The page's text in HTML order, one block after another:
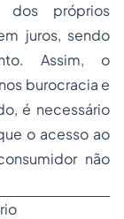
próprios
juros, sendo
Assim, o
burocracia e
é necessário
o acesso ao
não